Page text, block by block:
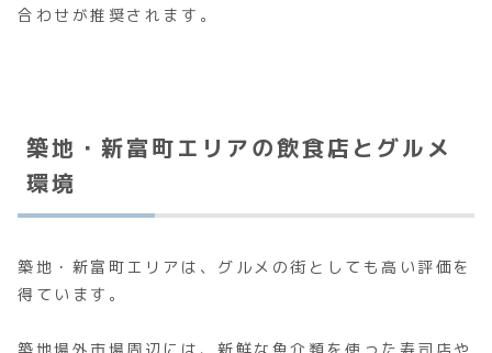
合わせが推奨されます。
築地・新富町エリアの飲食店とグルメ
環境
築地・新富町エリアは、グルメの街としても高い評価を
得ています。